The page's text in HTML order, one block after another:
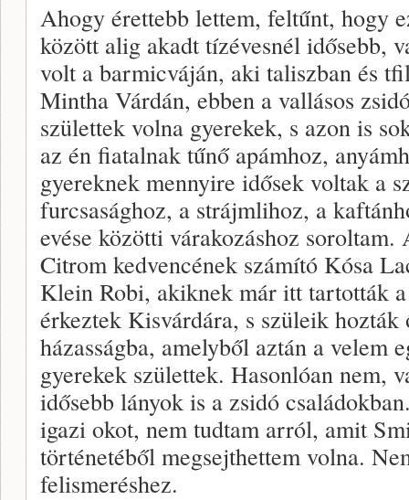
Ahogy érettebb lettem, feltűnt, hogy
között alig akadt tízévesnél idősebb,
volt a barmicváján, aki taliszban és
Mintha Várdán, ebben a vallásos
születtek volna gyerekek, s azon is
az én fiatalnak tűnő apámhoz,
gyereknek mennyire idősek voltak a
furcsasághoz, a strájmlihoz, a
evése közötti várakozáshoz
Citrom kedvencének számító Kósa
Klein Robi, akiknek már itt tartották
érkeztek Kisvárdára, s szüleik
házasságba, amelyből aztán a velem
gyerekek születtek. Hasonlóan nem,
idősebb lányok is a zsidó
igazi okot, nem tudtam arról, amit
történetéből megsejthettem volna.
felismeréshez.